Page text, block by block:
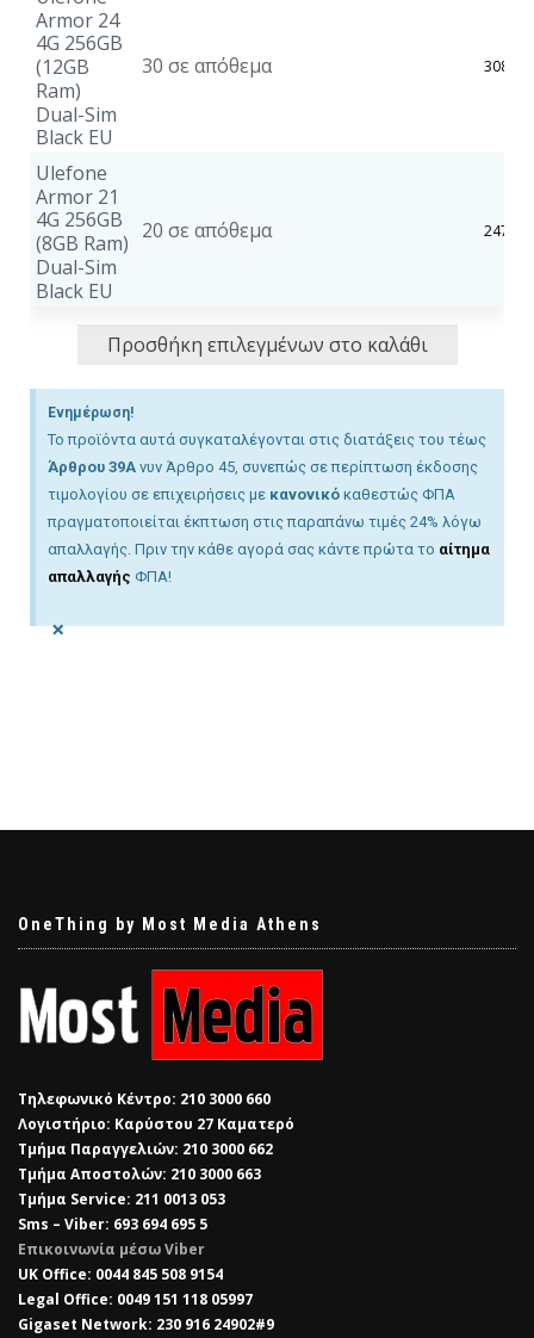
Armor 24
4G 256GB
(12GB
Ram)
Dual-Sim
Black EU
30 σε απόθεμα 308,30
Ulefone
Armor 21
4G 256GB
(8GB Ram)
Dual-Sim
Black EU
20 σε απόθεμα 247,46
Προσθήκη επιλεγμένων στο καλάθι
Ενημέρωση!
Το προϊόντα αυτά συγκαταλέγονται στις διατάξεις του τέως
Άρθρου 39A νυν Άρθρο 45, συνεπώς σε περίπτωση έκδοσης
τιμολογίου σε επιχειρήσεις με κανονικό καθεστώς ΦΠΑ
πραγματοποιείται έκπτωση στις παραπάνω τιμές 24% λόγω
απαλλαγής. Πριν την κάθε αγορά σας κάντε πρώτα το αίτημα
απαλλαγής ΦΠΑ!
×
OneThing by Most Media Athens
Τηλεφωνικό Κέντρο: 210 3000 660
Λογιστήριο: Καρύστου 27 Καματερό
Τμήμα Παραγγελιών: 210 3000 662
Τμήμα Αποστολών: 210 3000 663
Τμήμα Service: 211 0013 053
Sms – Viber: 693 694 695 5
Επικοινωνία μέσω Viber
​UK Office: 0044 845 508 9154
Legal Office: 0049 151 118 05997
Gigaset Network: 230 916 24902#9